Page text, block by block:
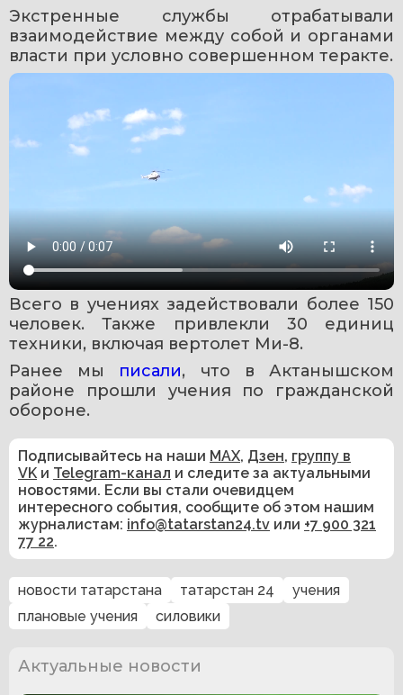
Экстренные службы отрабатывали
взаимодействие между собой и органами
власти при условно совершенном теракте.
Всего в учениях задействовали более 150
человек. Также привлекли 30 единиц
техники, включая вертолет Ми-8.
Ранее мы писали, что в Актанышском
районе прошли учения по гражданской
обороне.
Подписывайтесь на наши MAX, Дзен, группу в
VK и Telegram-канал и следите за актуальными
новостями. Если вы стали очевидцем
интересного события, сообщите об этом нашим
журналистам: info@tatarstan24.tv или +7 900 321
77 22.
новости татарстана татарстан 24
учения
плановые учения
силовики
Актуальные новости